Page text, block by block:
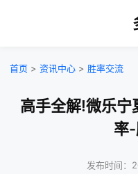
首页 > 资讯中心 > 胜率交流
高手全解!微乐宁
率
发布时间：